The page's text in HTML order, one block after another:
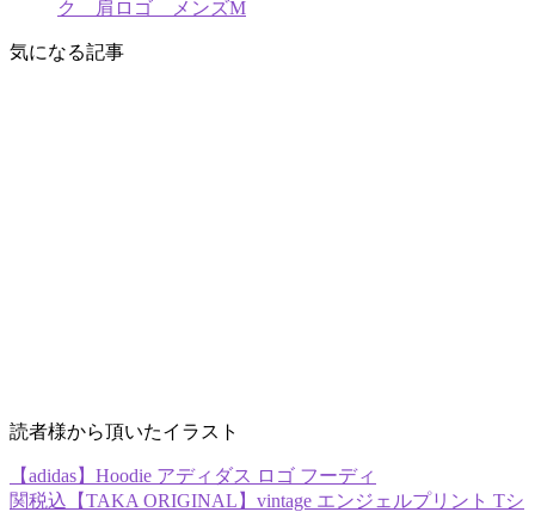
ク 肩ロゴ メンズM
気になる記事
読者様から頂いたイラスト
【adidas】Hoodie アディダス ロゴ フーディ
関税込【TAKA ORIGINAL】vintage エンジェルプリント Tシ